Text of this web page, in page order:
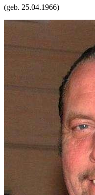
(geb. 25.04.1966)